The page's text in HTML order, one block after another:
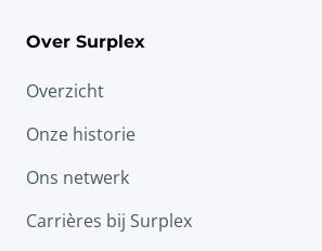
Over Surplex
Overzicht
Onze historie
Ons netwerk
Carrières bij Surplex